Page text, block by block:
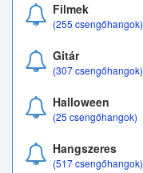
Filmek
(255 csengőhangok)
Gitár
(307 csengőhangok)
Halloween
(25 csengőhangok)
Hangszeres
(517 csengőhangok)